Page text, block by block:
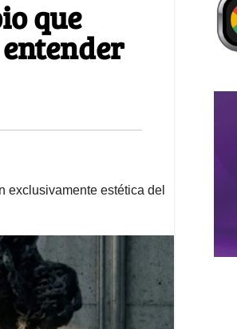
que
exclusivamente estética del